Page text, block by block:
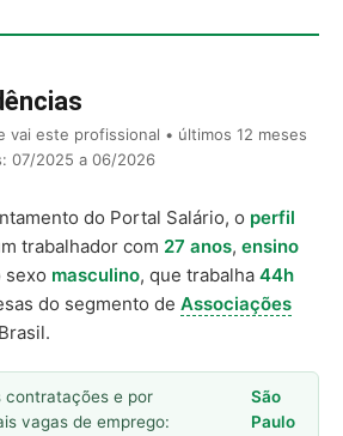
vai este profissional • últimos 12 meses
07/2025 a 06/2026
do Portal Salário, o perfil
trabalhador com 27 anos, ensino
sexo masculino, que trabalha 44h
do segmento de Associações
contratações e por
vagas de emprego:
São
Paulo